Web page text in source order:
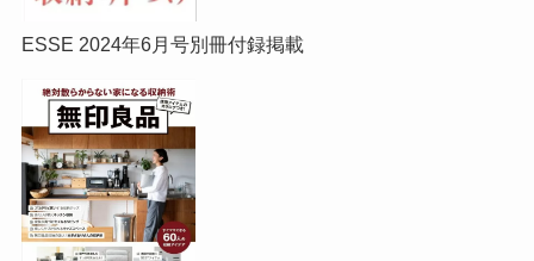
ESSE 2024年6月号別冊付録掲載